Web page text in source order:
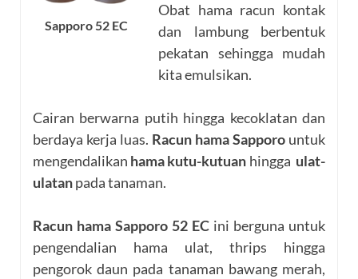
Sapporo 52 EC
Obat hama racun kontak
dan lambung berbentuk
pekatan sehingga mudah
kita emulsikan.
Cairan berwarna putih hingga kecoklatan dan
berdaya kerja luas. Racun hama Sapporo untuk
mengendalikan hama kutu-kutuan hingga ulat-
ulatanpada tanaman.
Racun hama Sapporo 52 EC ini berguna untuk
pengendalian hama ulat, thrips hingga
pengorok daun pada tanaman bawang merah,